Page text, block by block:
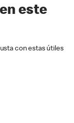
este
con estas útiles